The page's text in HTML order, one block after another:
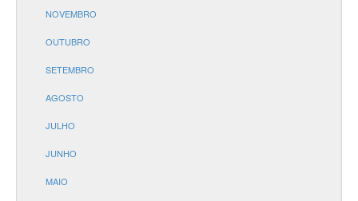
NOVEMBRO
OUTUBRO
SETEMBRO
AGOSTO
JULHO
JUNHO
MAIO